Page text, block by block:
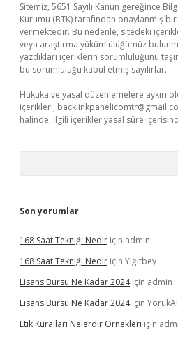
Sitemiz, 5651 Sayılı Kanun gereğince
Kurumu (BTK) tarafından onaylanmış
vermektedir. Bu nedenle, sitedeki
veya araştırma yükümlülüğümüz
yazdıkları içeriklerin sorumluluğunu
bu sorumluluğu kabul etmiş sayılırlar.
Hukuka ve yasal düzenlemelere aykırı
içerikleri,
halinde, ilgili içerikler yasal süre
Son yorumlar
168 Saat Tekniği Nedir için admin
168 Saat Tekniği Nedir için Yiğitbey
Lisans Bursu Ne Kadar 2024için admin
Lisans Bursu Ne Kadar 2024için
Etik Kuralları Nelerdir Örnekleri için